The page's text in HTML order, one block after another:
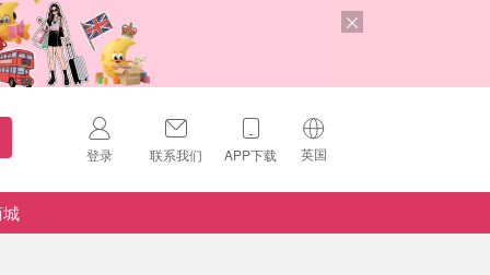
登录 联系我们 APP下载 英国
🇺🇸
城